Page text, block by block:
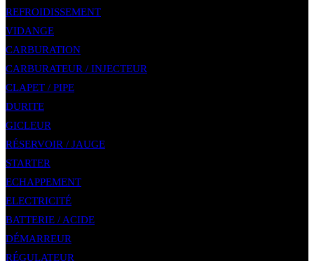
REFROIDISSEMENT
VIDANGE
CARBURATION
CARBURATEUR / INJECTEUR
CLAPET / PIPE
DURITE
GICLEUR
RÉSERVOIR / JAUGE
STARTER
ECHAPPEMENT
ELECTRICITÉ
BATTERIE / ACIDE
DÉMARREUR
RÉGULATEUR